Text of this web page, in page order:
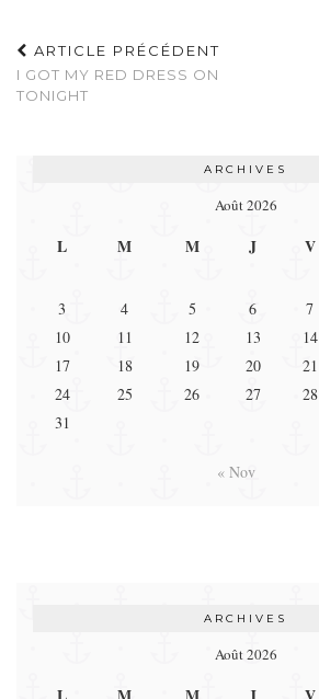
ARTICLE PRÉCÉDENT
I GOT MY RED DRESS ON
TONIGHT
ARCHIVES
Août 2026
L M M J V
3
4 5 6 7
10
11 12 13 14
17
18 19 20 21
24
25 26 27 28
31
« Nov
ARCHIVES
Août 2026